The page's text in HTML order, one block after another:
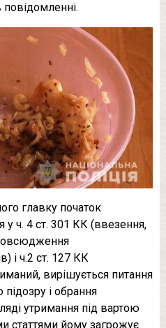
главку початок
у ч. 4 ст. 301 КК (ввезення,
і ч.2 ст. 127 КК
вирішується питання
і обрання
утримання під вартою
статтями йому загрожує